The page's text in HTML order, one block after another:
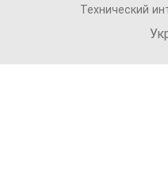
Технический